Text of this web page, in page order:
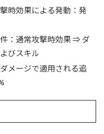
時効果による発動：発
：通常攻撃時効果 ⇒ ダ
びスキル
メージで適用される追